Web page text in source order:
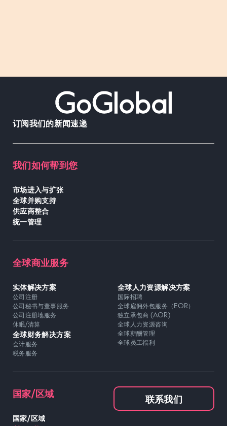
订阅我们的新闻速递
我们如何帮到您
市场进入与扩张
全球并购支持
供应商整合
统一管理
全球商业服务
实体解决方案
公司注册
公司秘书与董事服务
公司注册地服务
休眠/清算
全球财务解决方案
会计服务
税务服务
全球人力资源解决方案
国际招聘
全球雇佣外包服务（EOR）
独立承包商 (AOR)
全球人力资源咨询
全球薪酬管理
全球员工福利
国家/区域
国家/区域
联系我们